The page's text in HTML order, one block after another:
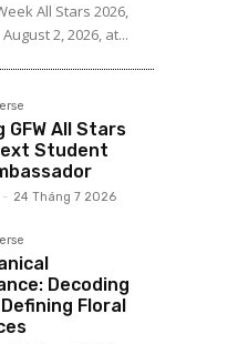
All Stars 2026,
2, 2026, at...
GFW All Stars
Student
- 24 Tháng 7 2026
Decoding
Floral